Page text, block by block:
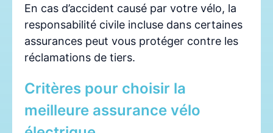
En cas d’accident causé par votre vélo, la
responsabilité civile incluse dans certaines
assurances peut vous protéger contre les
réclamations de tiers.
Critères pour choisir la
meilleure assurance vélo